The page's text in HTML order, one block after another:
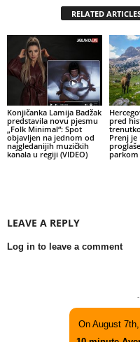
RELATED
Konjičanka Lamija Badžak
predstavila novu pjesmu
„Folk Minimal“: Spot
objavljen na jednom od
najgledanijih muzičkih
kanala u regiji (VIDEO)
pred
Prenj je
parkom
LEAVE A REPLY
Log in to leave a comment
On August